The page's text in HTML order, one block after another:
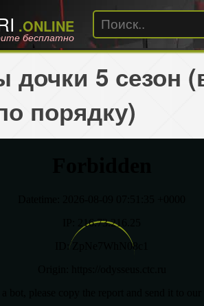
.ONLINE
бесплатно
дочки 5 сезон
порядку)